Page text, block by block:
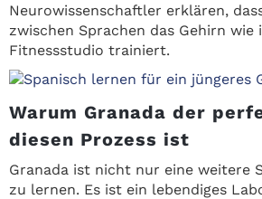
Neurowissenschaftler erklären,
zwischen Sprachen das Gehirn wie
Fitnessstudio trainiert.
Warum Granada der
diesen Prozess ist
Granada ist nicht nur eine weitere
zu lernen. Es ist ein lebendiges